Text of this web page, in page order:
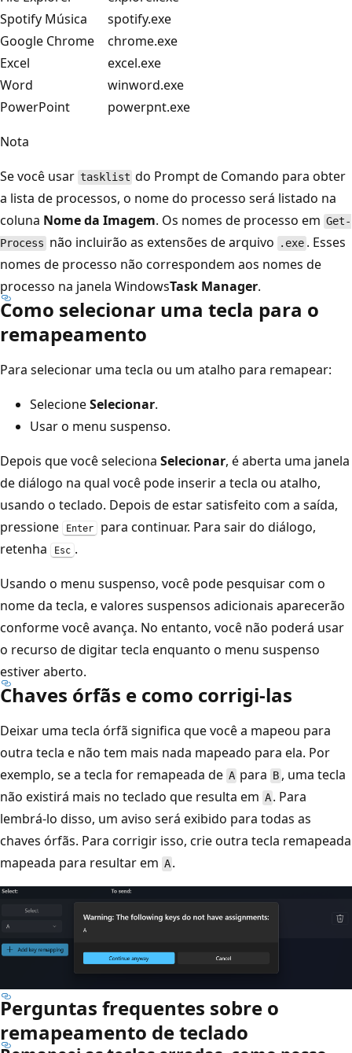
Spotify Música
spotify.exe
Google Chrome
chrome.exe
Excel
excel.exe
Word
winword.exe
PowerPoint
powerpnt.exe
Nota
Se você usar tasklist do Prompt de Comando para obter
a lista de processos, o nome do processo será listado na
coluna Nome da Imagem. Os nomes de processo em Get-
Process não incluirão as extensões de arquivo .exe . Esses
nomes de processo não correspondem aos nomes de
processo na janela WindowsTask Manager.
Como selecionar uma tecla para o
remapeamento
Para selecionar uma tecla ou um atalho para remapear:
SelecioneSelecionar.
Usar o menu suspenso.
Depois que você seleciona Selecionar, é aberta uma janela
de diálogo na qual você pode inserir a tecla ou atalho,
usando o teclado. Depois de estar satisfeito com a saída,
pressione
Enter
para continuar. Para sair do diálogo,
retenha
Esc .
Usando o menu suspenso, você pode pesquisar com o
nome da tecla, e valores suspensos adicionais aparecerão
conforme você avança. No entanto, você não poderá usar
o recurso de digitar tecla enquanto o menu suspenso
estiver aberto.
Chaves órfãs e como corrigi-las
Deixar uma tecla órfã significa que você a mapeou para
outra tecla e não tem mais nada mapeado para ela. Por
exemplo, se a tecla for remapeada de A para B, uma tecla
não existirá mais no teclado que resulta em A . Para
lembrá-lo disso, um aviso será exibido para todas as
chaves órfãs. Para corrigir isso, crie outra tecla remapeada
mapeada para resultar em A .
Perguntas frequentes sobre o
remapeamento de teclado